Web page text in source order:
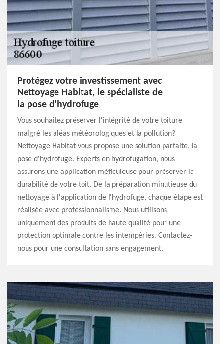
Protégez votre investissement avec
Nettoyage Habitat, le spécialiste de
la pose d'hydrofuge
Vous souhaitez préserver l'intégrité de votre toiture
malgré les aléas météorologiques et la pollution?
Nettoyage Habitat vous propose une solution parfaite, la
pose d'hydrofuge. Experts en hydrofugation, nous
assurons une application méticuleuse pour préserver la
durabilité de votre toit. De la préparation minutieuse du
nettoyage à l'application de l'hydrofuge, chaque étape est
réalisée avec professionnalisme. Nous utilisons
uniquement des produits de haute qualité pour une
protection optimale contre les intempéries. Contactez-
nous pour une consultation sans engagement.